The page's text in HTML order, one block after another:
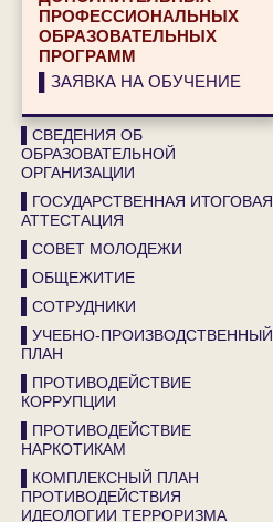
ПРОФЕССИОНАЛЬНЫХ
ОБРАЗОВАТЕЛЬНЫХ
ПРОГРАММ
▌ЗАЯВКА НА ОБУЧЕНИЕ
▌СВЕДЕНИЯ ОБ
ОБРАЗОВАТЕЛЬНОЙ
ОРГАНИЗАЦИИ
▌ГОСУДАРСТВЕННАЯ ИТОГОВАЯ
АТТЕСТАЦИЯ
▌СОВЕТ МОЛОДЕЖИ
▌ОБЩЕЖИТИЕ
▌СОТРУДНИКИ
▌УЧЕБНО-ПРОИЗВОДСТВЕННЫЙ
ПЛАН
▌ПРОТИВОДЕЙСТВИЕ
КОРРУПЦИИ
▌ПРОТИВОДЕЙСТВИЕ
НАРКОТИКАМ
▌КОМПЛЕКСНЫЙ ПЛАН
ПРОТИВОДЕЙСТВИЯ
ИДЕОЛОГИИ ТЕРРОРИЗМА